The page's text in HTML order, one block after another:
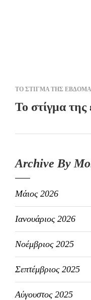
ΤΟ ΣΤΙΓΜΑ ΤΗΣ
To στίγμα της
Archive By
Μάιος 2026
Ιανουάριος 2026
Νοέμβριος 2025
Σεπτέμβριος 2025
Αύγουστος 2025